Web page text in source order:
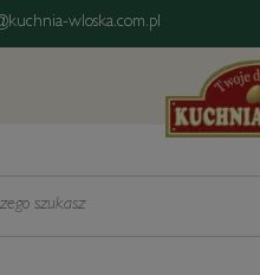
wloska.com.pl